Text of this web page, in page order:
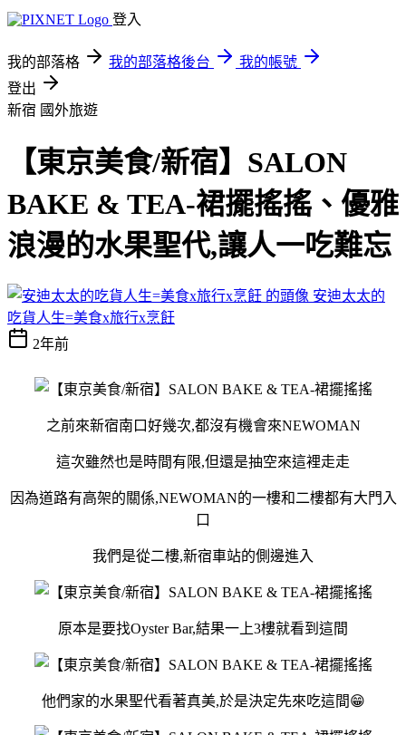
登入
我的部落格 我的部落格後台
我的帳號
登出
新宿 國外旅遊
【東京美食/新宿】SALON
BAKE & TEA-裙擺搖搖、優雅
浪漫的水果聖代,讓人一吃難忘
安迪太太的
吃貨人生=美食x旅行x烹飪
2年前
之前來新宿南口好幾次,都沒有機會來NEWOMAN
這次雖然也是時間有限,但還是抽空來這裡走走
因為道路有高架的關係,NEWOMAN的一樓和二樓都有大門入
口
我們是從二樓,新宿車站的側邊進入
原本是要找Oyster Bar,結果一上3樓就看到這間
他們家的水果聖代看著真美,於是決定先來吃這間😁